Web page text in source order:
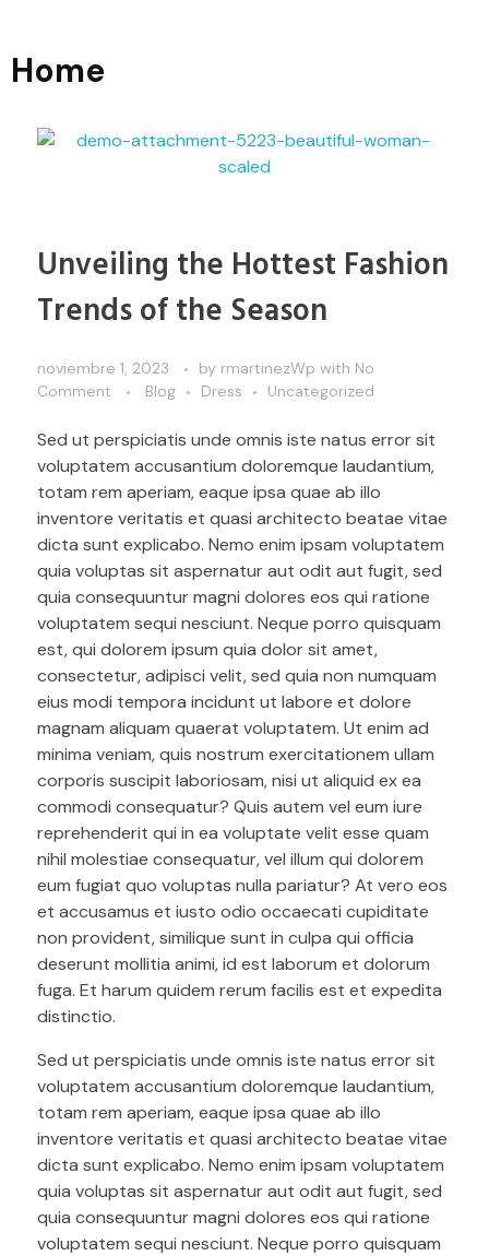
Home
Unveiling the Hottest Fashion
Trends of the Season
noviembre 1, 2023 by rmartinezWp with No
Comment
Blog Dress Uncategorized
Sed ut perspiciatis unde omnis iste natus error sit
voluptatem accusantium doloremque laudantium,
totam rem aperiam, eaque ipsa quae ab illo
inventore veritatis et quasi architecto beatae vitae
dicta sunt explicabo. Nemo enim ipsam voluptatem
quia voluptas sit aspernatur aut odit aut fugit, sed
quia consequuntur magni dolores eos qui ratione
voluptatem sequi nesciunt. Neque porro quisquam
est, qui dolorem ipsum quia dolor sit amet,
consectetur, adipisci velit, sed quia non numquam
eius modi tempora incidunt ut labore et dolore
magnam aliquam quaerat voluptatem. Ut enim ad
minima veniam, quis nostrum exercitationem ullam
corporis suscipit laboriosam, nisi ut aliquid ex ea
commodi consequatur? Quis autem vel eum iure
reprehenderit qui in ea voluptate velit esse quam
nihil molestiae consequatur, vel illum qui dolorem
eum fugiat quo voluptas nulla pariatur? At vero eos
et accusamus et iusto odio occaecati cupiditate
non provident, similique sunt in culpa qui officia
deserunt mollitia animi, id est laborum et dolorum
fuga. Et harum quidem rerum facilis est et expedita
distinctio.
Sed ut perspiciatis unde omnis iste natus error sit
voluptatem accusantium doloremque laudantium,
totam rem aperiam, eaque ipsa quae ab illo
inventore veritatis et quasi architecto beatae vitae
dicta sunt explicabo. Nemo enim ipsam voluptatem
quia voluptas sit aspernatur aut odit aut fugit, sed
quia consequuntur magni dolores eos qui ratione
voluptatem sequi nesciunt. Neque porro quisquam